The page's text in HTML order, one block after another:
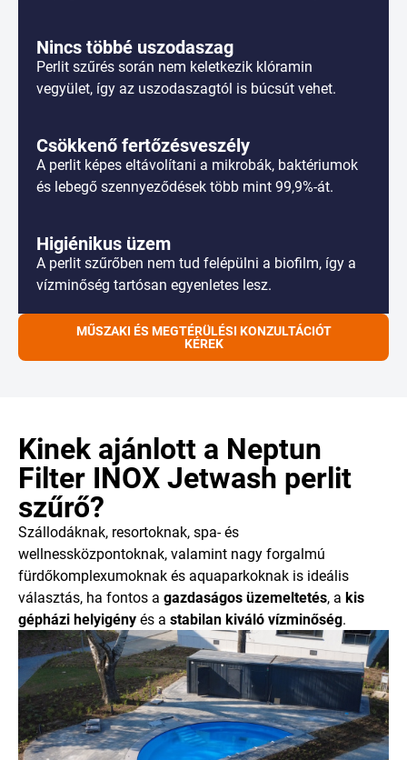
Nincs többé uszodaszag
Perlit szűrés során nem keletkezik klóramin
vegyület, így az uszodaszagtól is búcsút vehet.
Csökkenő fertőzésveszély
A perlit képes eltávolítani a mikrobák, baktériumok
és lebegő szennyeződések több mint 99,9%-át.
Higiénikus üzem
A perlit szűrőben nem tud felépülni a biofilm, így a
vízminőség tartósan egyenletes lesz.
MŰSZAKI ÉS MEGTÉRÜLÉSI KONZULTÁCIÓT
KÉREK
Kinek ajánlott a Neptun
Filter INOX Jetwash perlit
szűrő?
Szállodáknak, resortoknak, spa- és
wellnessközpontoknak, valamint nagy forgalmú
fürdőkomplexumoknak és aquaparkoknak is ideális
választás, ha fontos a gazdaságos üzemeltetés, a kis
gépházi helyigényés a stabilan kiváló vízminőség.